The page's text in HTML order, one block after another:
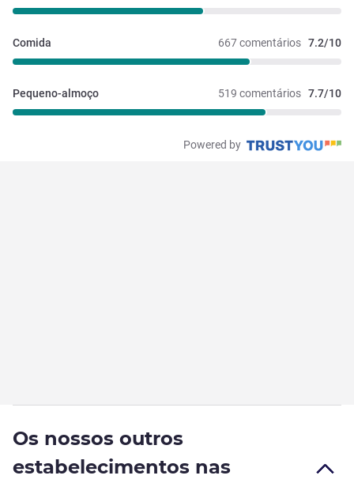
667 comentários 7.2/10
Comida
519 comentários 7.7/10
Pequeno-almoço
Powered by
Os nossos outros
estabelecimentos nas